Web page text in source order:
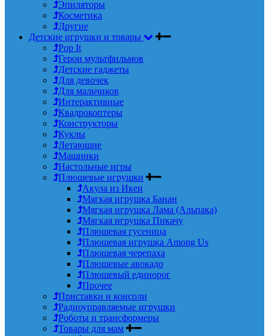
Эпиляторы
Косметика
Другие
Детские игрушки и товары
Pop It
Герои мультфильмов
Детские гаджеты
Для девочек
Для мальчиков
Интерактивные
Квадрокоптеры
Конструкторы
Куклы
Летающие
Машинки
Настольные игры
Плюшевые игрушки
Акула из Икеи
Мягкая игрушка Банан
Мягкая игрушка Лама (Альпака)
Мягкая игрушка Пикачу
Плюшевая гусеница
Плюшевая игрушка Among Us
Плюшевая черепаха
Плюшевые авокадо
Плюшевый единорог
Прочее
Приставки и консоли
Радиоуправляемые игрушки
Роботы и трансформеры
Товары для мам